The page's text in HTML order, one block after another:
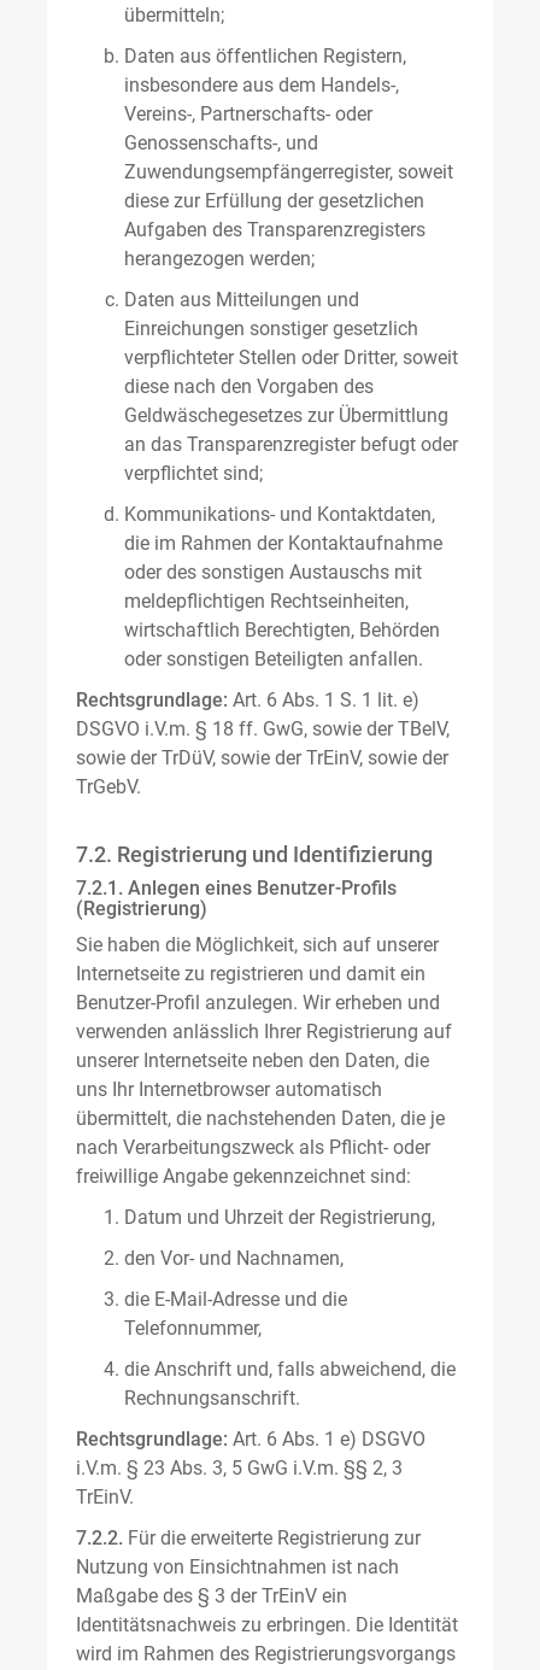
übermitteln;
Daten aus öffentlichen Registern,
insbesondere aus dem Handels-,
Vereins-, Partnerschafts- oder
Genossenschafts-, und
Zuwendungsempfängerregister, soweit
diese zur Erfüllung der gesetzlichen
Aufgaben des Transparenzregisters
herangezogen werden;
Daten aus Mitteilungen und
Einreichungen sonstiger gesetzlich
verpflichteter Stellen oder Dritter, soweit
diese nach den Vorgaben des
Geldwäschegesetzes zur Übermittlung
an das Transparenzregister befugt oder
verpflichtet sind;
Kommunikations- und Kontaktdaten,
die im Rahmen der Kontaktaufnahme
oder des sonstigen Austauschs mit
meldepflichtigen Rechtseinheiten,
wirtschaftlich Berechtigten, Behörden
oder sonstigen Beteiligten anfallen.
Rechtsgrundlage: Art. 6 Abs. 1 S. 1 lit. e)
DSGVO i.V.m. § 18 ff. GwG, sowie der TBelV,
sowie der TrDüV, sowie der TrEinV, sowie der
TrGebV.
7.2. Registrierung und Identifizierung
7.2.1. Anlegen eines Benutzer-Profils
(Registrierung)
Sie haben die Möglichkeit, sich auf unserer
Internetseite zu registrieren und damit ein
Benutzer-Profil anzulegen. Wir erheben und
verwenden anlässlich Ihrer Registrierung auf
unserer Internetseite neben den Daten, die
uns Ihr Internetbrowser automatisch
übermittelt, die nachstehenden Daten, die je
nach Verarbeitungszweck als Pflicht- oder
freiwillige Angabe gekennzeichnet sind:
Datum und Uhrzeit der Registrierung,
den Vor- und Nachnamen,
die E-Mail-Adresse und die
Telefonnummer,
die Anschrift und, falls abweichend, die
Rechnungsanschrift.
Rechtsgrundlage: Art. 6 Abs. 1 e) DSGVO
i.V.m. § 23 Abs. 3, 5 GwG i.V.m. §§ 2, 3
TrEinV.
7.2.2. Für die erweiterte Registrierung zur
Nutzung von Einsichtnahmen ist nach
Maßgabe des § 3 der TrEinV ein
Identitätsnachweis zu erbringen. Die Identität
wird im Rahmen des Registrierungsvorgangs